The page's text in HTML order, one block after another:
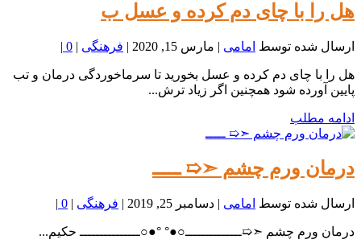
هل را با چای دم کرده و عسل ب
ارسال شده توسط امامی | مارس 15, 2020 | فرهنگی |
0
|
هل را با چای دم کرده و عسل بخورید تا سرماخوردگی درمان و تب
پایین آورده شود همچنین اگر زیاد ترش...
ادامه مطلب
️درمان ورم چشم ➣‌➯ ـــــ
ارسال شده توسط امامی | دسامبر 25, 2019 | فرهنگی |
0
|
️درمان ورم چشم ➣‌➯ــــــــــــــ○●° °●○ـــــــــــــــ حکیم...